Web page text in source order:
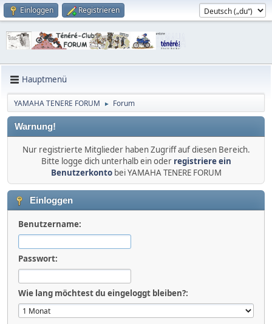
Einloggen Registrieren
Hauptmenü
YAMAHA TENERE FORUM ► Forum
Warnung!
Nur registrierte Mitglieder haben Zugriff auf diesen Bereich.
Bitte logge dich unterhalb ein oder registriere ein
Benutzerkontobei YAMAHA TENERE FORUM
Einloggen
Benutzername:
Passwort:
Wie lang möchtest du eingeloggt bleiben?: